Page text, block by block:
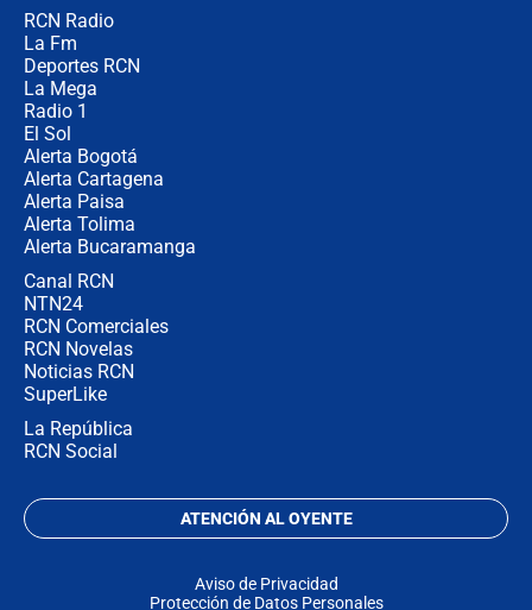
RCN Radio
La Fm
Deportes RCN
La Mega
Radio 1
El Sol
Alerta Bogotá
Alerta Cartagena
Alerta Paisa
Alerta Tolima
Alerta Bucaramanga
Canal RCN
NTN24
RCN Comerciales
RCN Novelas
Noticias RCN
SuperLike
La República
RCN Social
ATENCIÓN AL OYENTE
Aviso de Privacidad
Protección de Datos Personales